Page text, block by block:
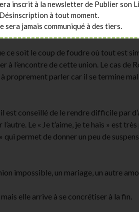
ce soit le coup de foudre où tout est
à l’encontre de cette union. Le cas de
proprement parler car il se termine
est conseillé de le rendre difficile par
Le « Je t’aime, je te hais » est
qui permet de donner un peu de
impossible, un mariage, un autre
elle arrive à se concrétiser à la fin.
inscrit à la newsletter de Publier son
à tout moment.
sera jamais communiqué à des tiers.